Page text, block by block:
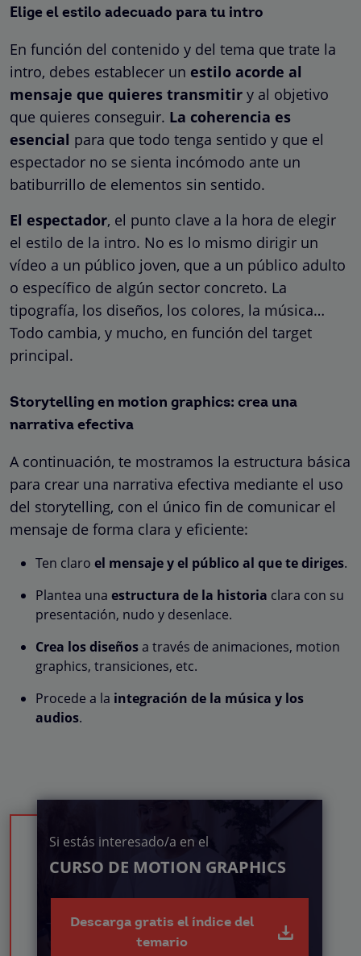
Elige el estilo adecuado para tu intro
En función del contenido y del tema que trate la
intro, debes establecer un estilo acorde al
mensaje que quieres transmitir y al objetivo
que quieres conseguir. La coherencia es
esencial para que todo tenga sentido y que el
espectador no se sienta incómodo ante un
batiburrillo de elementos sin sentido.
El espectador, el punto clave a la hora de elegir
el estilo de la intro. No es lo mismo dirigir un
vídeo a un público joven, que a un público adulto
o específico de algún sector concreto. La
tipografía, los diseños, los colores, la música…
Todo cambia, y mucho, en función del target
principal.
Storytelling en motion graphics: crea una
narrativa efectiva
A continuación, te mostramos la estructura básica
para crear una narrativa efectiva mediante el uso
del storytelling, con el único fin de comunicar el
mensaje de forma clara y eficiente:
Ten claro el mensaje y el público al que te diriges.
Plantea una estructura de la historia clara con su
presentación, nudo y desenlace.
Crea los diseñosa través de animaciones, motion
graphics, transiciones, etc.
Procede a la integración de la música y los
audios.
Si estás interesado/a en el
CURSO DE MOTION GRAPHICS
Descarga gratis el índice del
temario